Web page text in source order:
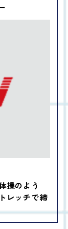
操のよう
レッチで締